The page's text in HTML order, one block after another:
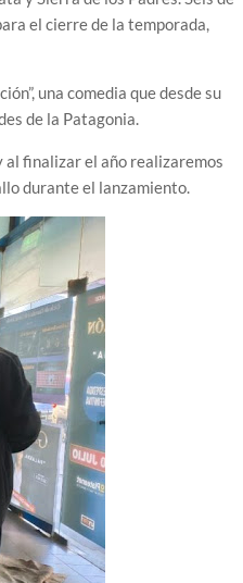
el cierre de la temporada,
una comedia que desde su
de la Patagonia.
al finalizar el año realizaremos
durante el lanzamiento.